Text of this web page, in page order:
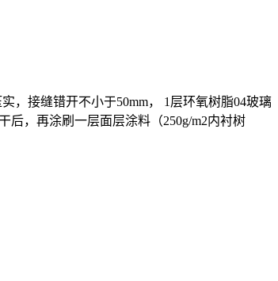
，接缝错开不小于50mm， 1层环氧树脂04玻璃
后，再涂刷一层面层涂料（250g/m2内衬树